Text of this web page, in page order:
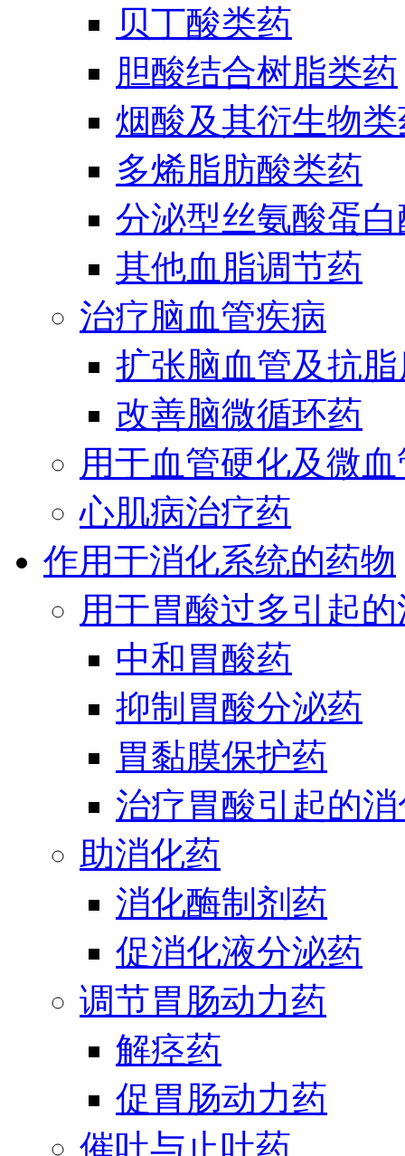
贝丁酸类药
胆酸结合树脂类药
烟酸及其衍生物
多烯脂肪酸类药
分泌型丝氨酸蛋
其他血脂调节药
治疗脑血管疾病
扩张脑血管及抗
改善脑微循环药
用于血管硬化及微
心肌病治疗药
作用于消化系统的药物
用于胃酸过多引起
中和胃酸药
抑制胃酸分泌药
胃黏膜保护药
治疗胃酸引起的
助消化药
消化酶制剂药
促消化液分泌药
调节胃肠动力药
解痉药
促胃肠动力药
催吐与止吐药